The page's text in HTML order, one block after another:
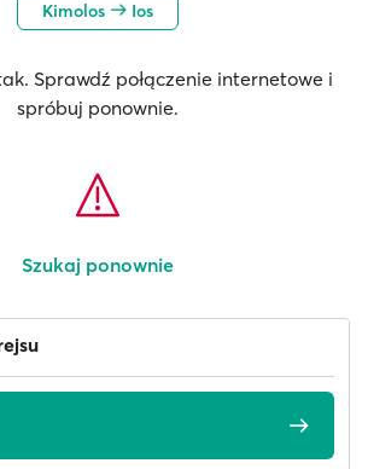
Kimolos Ios
Sprawdź połączenie internetowe i
spróbuj ponownie.
Szukaj ponownie